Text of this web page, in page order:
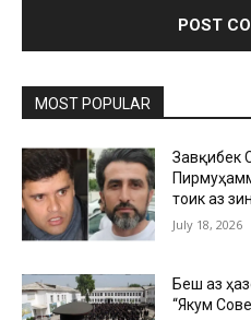
MOST POPULAR
Завқибек
тоҷик аз
July 18, 2026
Беш аз
“Якум